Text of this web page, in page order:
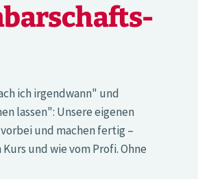
ich irgendwann" und
lassen": Unsere eigenen
und machen fertig –
und wie vom Profi. Ohne